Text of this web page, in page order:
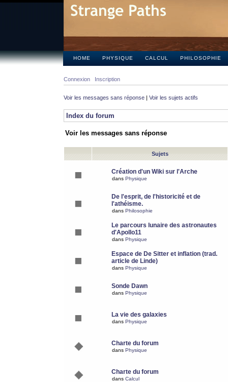
HOME PHYSIQUE CALCUL PHILOSOPHIE
Connexion Inscription
Voir les messages sans réponse | Voir les sujets actifs
Index du forum
Voir les messages sans réponse
Sujets
Création d'un Wiki sur l'Arche
dans Physique
De l'esprit, de l'historicité et de
l'athéisme.
dans Philosophie
Le parcours lunaire des astronautes
d'Apollo11
dans Physique
Espace de De Sitter et inflation (trad.
article de Linde)
dans Physique
Sonde Dawn
dans Physique
La vie des galaxies
dans Physique
Charte du forum
dans Physique
Charte du forum
dans Calcul